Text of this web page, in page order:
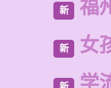
新 福
新 女
学